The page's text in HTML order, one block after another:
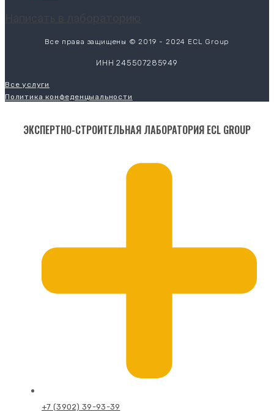
Все права защищены © 2019 - 2024 ECL Group
ИНН 245507285949
Все услуги
Политика конфеденцыальности
ЭКСПЕРТНО-СТРОИТЕЛЬНАЯ ЛАБОРАТОРИЯ ECL GROUP
+7 (3902) 39-93-39